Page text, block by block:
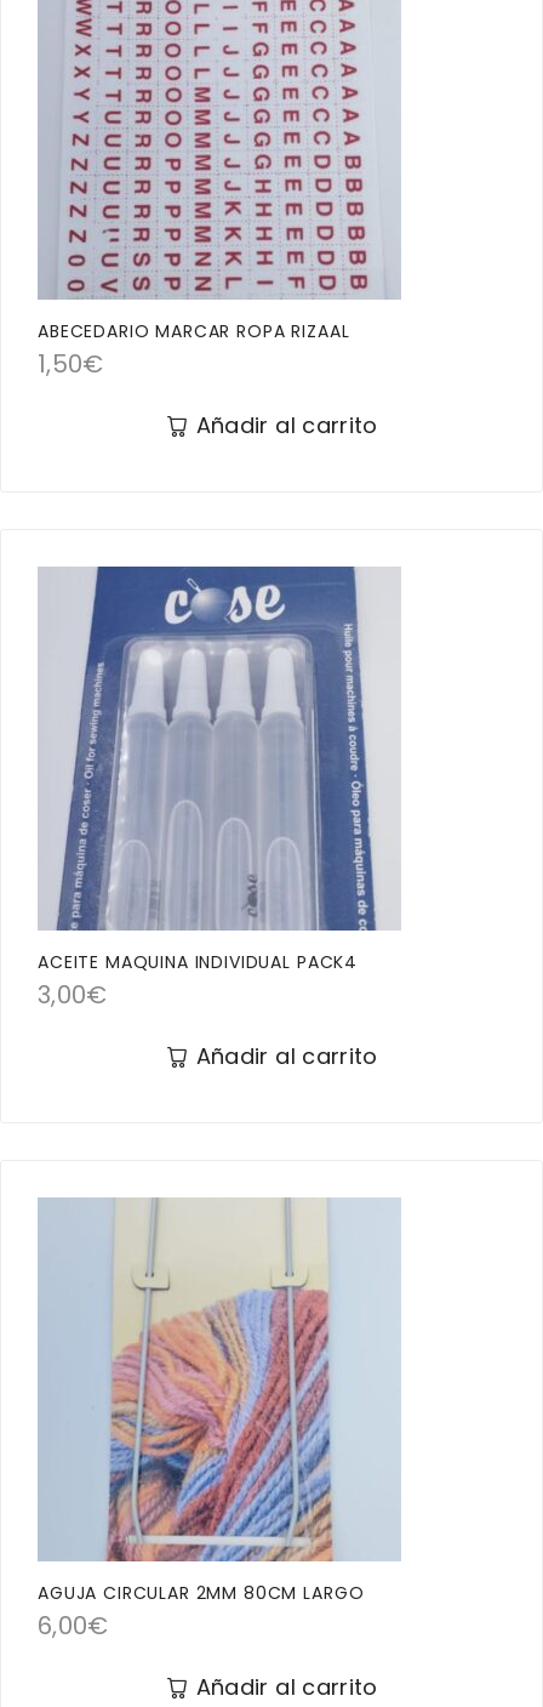
ABECEDARIO MARCAR ROPA RIZAAL
1,50€
Añadir al carrito
ACEITE MAQUINA INDIVIDUAL PACK4
3,00€
Añadir al carrito
AGUJA CIRCULAR 2MM 80CM LARGO
6,00€
Añadir al carrito